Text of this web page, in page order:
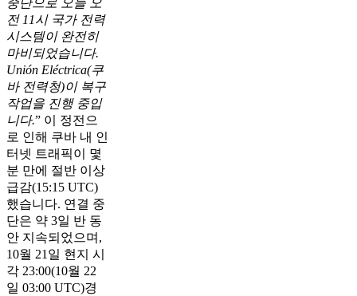
전 11시 국가 전력
시스템이 완전히
마비되었습니다.
Unión Eléctrica(쿠
바 전력청)이 복구
작업을 진행 중입
니다.” 이 정전으
로 인해 쿠바 내 인
터넷 트래픽이 몇
분 만에 절반 이상
급감(15:15 UTC)
했습니다. 연결 중
단은 약 3일 반 동
안 지속되었으며,
10월 21일 현지 시
각 23:00(10월 22
일 03:00 UTC)경